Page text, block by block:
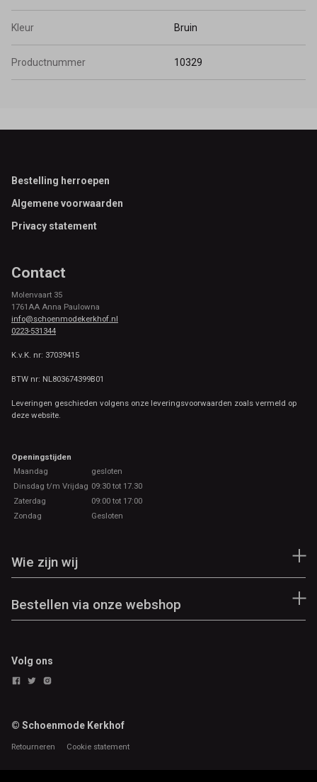
Kleur Bruin
Productnummer 10329
Footer
Bestelling herroepen
Algemene voorwaarden
Privacy statement
Contact
Molenvaart 35
1761AA Anna Paulowna
info@schoenmodekerkhof.nl
0223-531344
K.v.K. nr: 37039415
BTW nr: NL803674399B01
Leveringen geschieden volgens onze leveringsvoorwaarden zoals vermeld op
deze website.
Openingstijden
Maandag
gesloten
Dinsdag t/m Vrijdag 09:30 tot 17.30
Zaterdag
09:00 tot 17:00
Zondag
Gesloten
Wie zijn wij
Bestellen via onze webshop
Volg ons
© Schoenmode Kerkhof
Retourneren Cookie statement